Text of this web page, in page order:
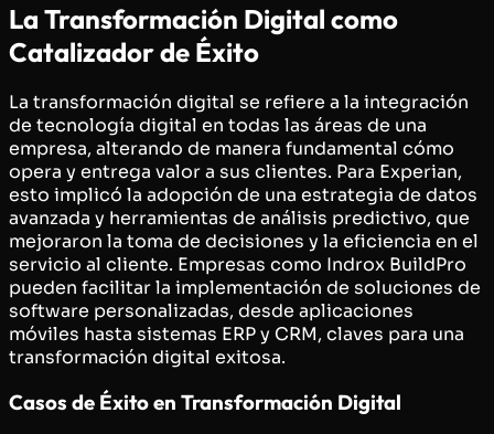
La Transformación Digital como
Catalizador de Éxito
La transformación digital se refiere a la integración
de tecnología digital en todas las áreas de una
empresa, alterando de manera fundamental cómo
opera y entrega valor a sus clientes. Para Experian,
esto implicó la adopción de una estrategia de datos
avanzada y herramientas de análisis predictivo, que
mejoraron la toma de decisiones y la eficiencia en el
servicio al cliente. Empresas como Indrox BuildPro
pueden facilitar la implementación de soluciones de
software personalizadas, desde aplicaciones
móviles hasta sistemas ERP y CRM, claves para una
transformación digital exitosa.
Casos de Éxito en Transformación Digital